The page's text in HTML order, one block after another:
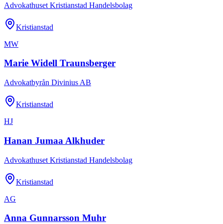
Advokathuset Kristianstad Handelsbolag
Kristianstad
MW
Marie Widell Traunsberger
Advokatbyrån Divinius AB
Kristianstad
HJ
Hanan Jumaa Alkhuder
Advokathuset Kristianstad Handelsbolag
Kristianstad
AG
Anna Gunnarsson Muhr